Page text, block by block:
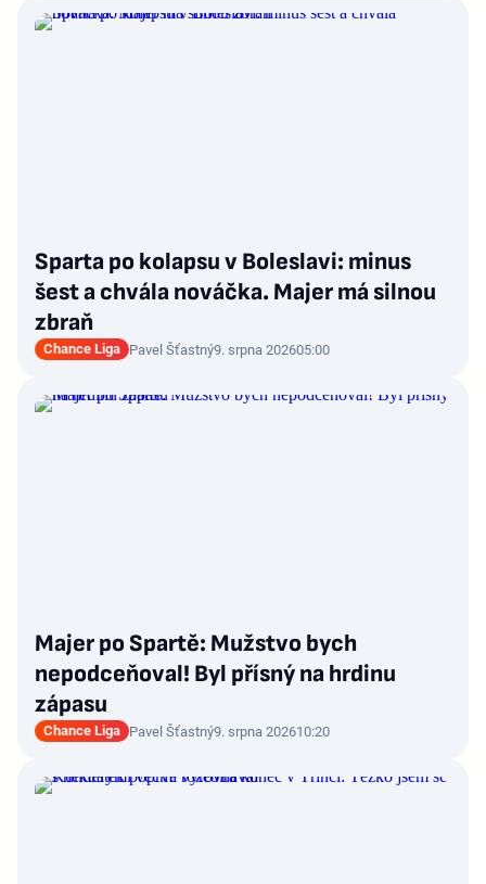
Sparta po kolapsu v Boleslavi: minus
šest a chvála nováčka. Majer má silnou
zbraň
Chance Liga Pavel Šťastný9. srpna 202605:00
Majer po Spartě: Mužstvo bych
nepodceňoval! Byl přísný na hrdinu
zápasu
Chance Liga Pavel Šťastný9. srpna 202610:20